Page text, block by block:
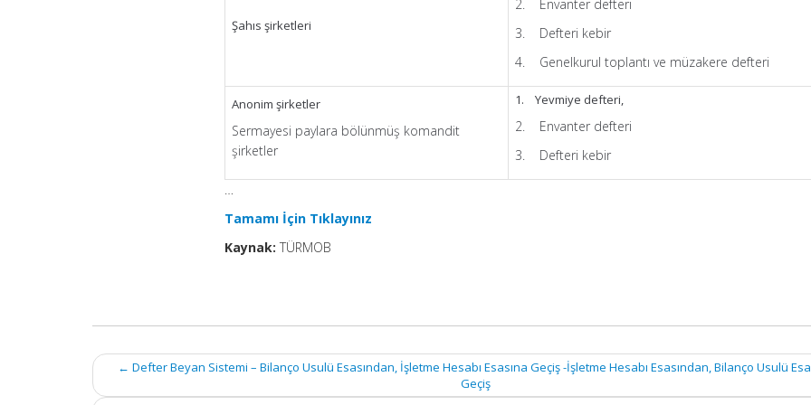
Şahıs şirketleri
2. Envanter defteri
3. Defteri kebir
4. Genelkurul toplantı ve müzakere defteri
Anonim şirketler
Sermayesi paylara bölünmüş komandit
şirketler
1. Yevmiye defteri,
2. Envanter defteri
3. Defteri kebir
…
Tamamı İçin Tıklayınız
Kaynak: TÜRMOB
Post
navigation
← Defter Beyan Sistemi – Bilanço Usulü Esasından, İşletme Hesabı Esasına Geçiş -İşletme Hesabı Esasından, Bilanço Usulü
Geçiş